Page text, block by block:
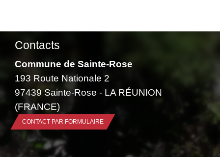
Contacts
Commune de Sainte-Rose
193 Route Nationale 2
97439 Sainte-Rose - LA RÉUNION
(FRANCE)
CONTACT PAR FORMULAIRE